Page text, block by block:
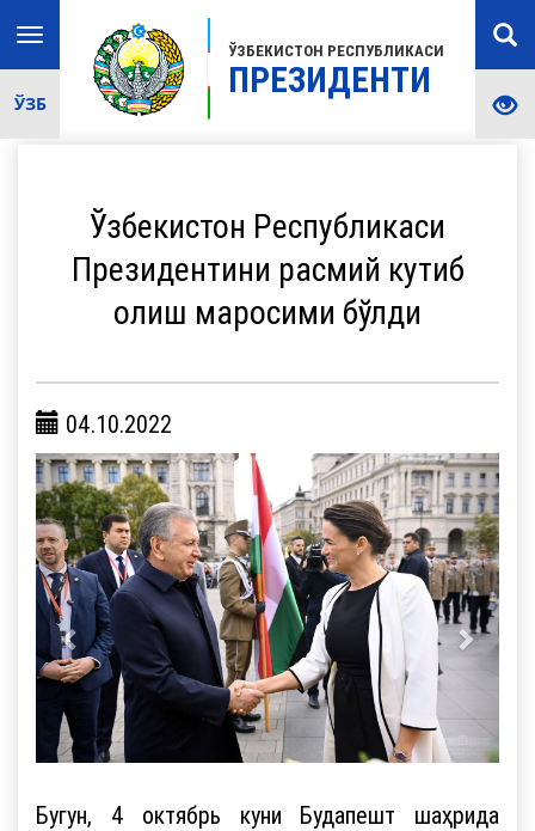
ЎЗБЕКИСТОН РЕСПУБЛИКАСИ
ПРЕЗИДЕНТИ
Toggle
navigation
ЎЗБ
Ўзбекистон Республикаси
Президентини расмий кутиб
олиш маросими бўлди
04.10.2022
Бугун, 4 октябрь куни Будапешт шаҳрида